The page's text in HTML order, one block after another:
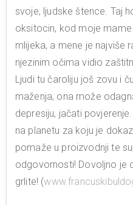
svoje, ljudske štence. Taj
oksitocin, kod moje
mlijeka, a mene je najviše
njezinim očima vidio
Ljudi tu čaroliju još zovu i
maženja, ona može
depresiju, jačati
na planetu za koju je
pomaže u proizvodnji te
odgovornosti! Dovoljno je
grlite! (